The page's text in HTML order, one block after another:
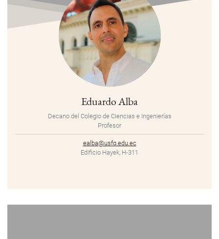
Eduardo Alba
Decano del Colegio de Ciencias e Ingenierías
Profesor
ealba@usfq.edu.ec
Edificio Hayek, H-311